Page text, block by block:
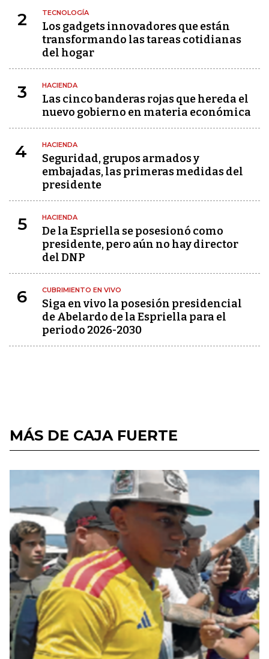
2 TECNOLOGÍA
Los gadgets innovadores que están
transformando las tareas cotidianas
del hogar
3 HACIENDA
Las cinco banderas rojas que hereda el
nuevo gobierno en materia económica
4 HACIENDA
Seguridad, grupos armados y
embajadas, las primeras medidas del
presidente
5 HACIENDA
De la Espriella se posesionó como
presidente, pero aún no hay director
del DNP
6 CUBRIMIENTO EN VIVO
Siga en vivo la posesión presidencial
de Abelardo de la Espriella para el
periodo 2026-2030
MÁS DE CAJA FUERTE